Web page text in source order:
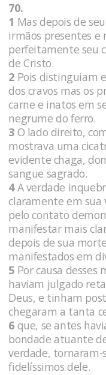
70.
1 Mas depois de
irmãos presentes e
perfeitamente seu
de Cristo.
2 Pois distinguiam
dos cravos mas os
carne e inatos em
negrume do ferro.
3 O lado direito,
mostrava uma
evidente chaga,
sangue sagrado.
4A verdade
claramente em sua
pelo contato
manifestar mais
depois de sua
manifestados em
5 Por causa
haviam julgado
Deus, e tinham
chegaram a tanta
6 que, se antes
bondade atuante
verdade, tornaram-
fidelíssimos dele.